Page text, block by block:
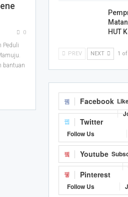
0
Peduli
bantuan
HUT
PREV NEXT 1 of
Facebook
Twitter
Follow Us
Youtube
Pinterest
Follow Us